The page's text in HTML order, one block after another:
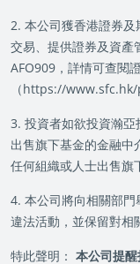
2. 本公司獲香港證券
交易、提供證券及資產
AFO909，詳情可查閱
（https://
3. 投資者如欲投資瀚
出售旗下基金的金融中
任何組織或人士出售旗
4. 本公司將向相關部
違法活動，並保留對相
特此聲明： 本公司提